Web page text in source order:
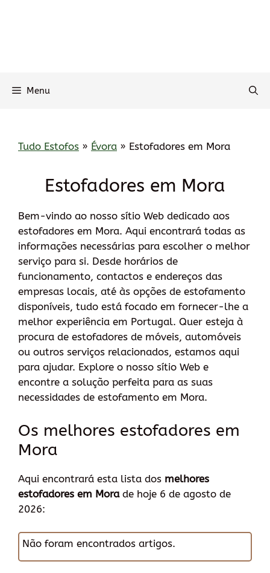
Menu
Tudo Estofos » Évora » Estofadores em Mora
Estofadores em Mora
Bem-vindo ao nosso sítio Web dedicado aos
estofadores em Mora. Aqui encontrará todas as
informações necessárias para escolher o melhor
serviço para si. Desde horários de
funcionamento, contactos e endereços das
empresas locais, até às opções de estofamento
disponíveis, tudo está focado em fornecer-lhe a
melhor experiência em Portugal. Quer esteja à
procura de estofadores de móveis, automóveis
ou outros serviços relacionados, estamos aqui
para ajudar. Explore o nosso sítio Web e
encontre a solução perfeita para as suas
necessidades de estofamento em Mora.
Os melhores estofadores em
Mora
Aqui encontrará esta lista dos melhores
estofadores em Morade hoje 6 de agosto de
2026:
Não foram encontrados artigos.